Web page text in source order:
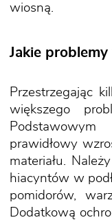
wiosną.
Jakie
Przestrzegając
większego
prawidłowy
materiału.
hiacyntów w
pomidorów,
Dodatkową